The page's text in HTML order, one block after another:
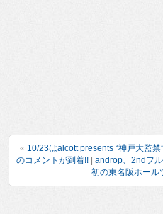
« 10/23はalcott presents “神戸大監
のコメントが到着!!
androp、2ndフ
初の東名阪ホール